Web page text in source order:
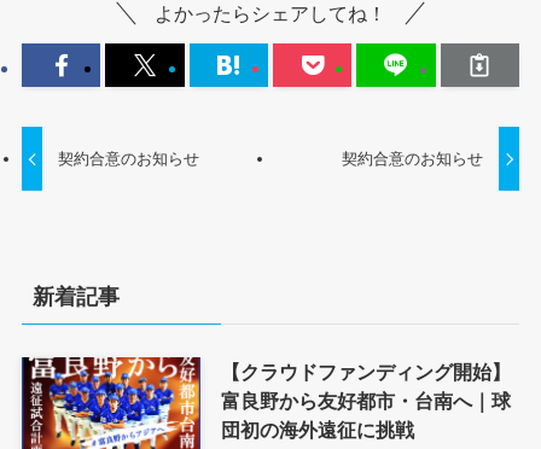
よかったらシェアしてね！
契約合意のお知らせ 契約合意のお知らせ
新着記事
【クラウドファンディング開始】
富良野から友好都市・台南へ｜球
団初の海外遠征に挑戦